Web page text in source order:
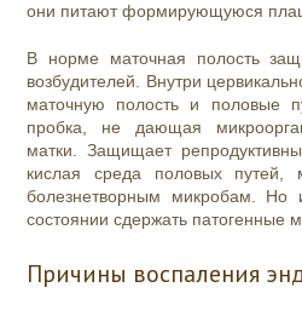
они питают формирующуюся
В норме маточная полость
возбудителей. Внутри
маточную полость и половые
пробка, не дающая
матки. Защищает
кислая среда половых путей,
болезнетворным микробам. Но
состоянии сдержать патогенные
Причины воспаления